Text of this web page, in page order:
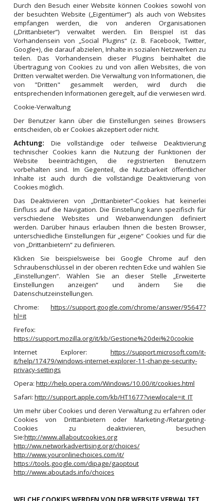
Durch den Besuch einer Website können Cookies sowohl von
der besuchten Website („Eigentümer“) als auch von Websites
empfangen werden, die von anderen Organisationen
(„Drittanbieter“) verwaltet werden. Ein Beispiel ist das
Vorhandensein von „Social Plugins“ (z. B. Facebook, Twitter,
Google+), die darauf abzielen, Inhalte in sozialen Netzwerken zu
teilen. Das Vorhandensein dieser Plugins beinhaltet die
Übertragung von Cookies zu und von allen Websites, die von
Dritten verwaltet werden. Die Verwaltung von Informationen, die
von "Dritten" gesammelt werden, wird durch die
entsprechenden Informationen geregelt, auf die verwiesen wird.
Cookie-Verwaltung
Der Benutzer kann über die Einstellungen seines Browsers
entscheiden, ob er Cookies akzeptiert oder nicht.
Achtung: Die vollständige oder teilweise Deaktivierung
technischer Cookies kann die Nutzung der Funktionen der
Website beeinträchtigen, die registrierten Benutzern
vorbehalten sind. Im Gegenteil, die Nutzbarkeit öffentlicher
Inhalte ist auch durch die vollständige Deaktivierung von
Cookies möglich.
Das Deaktivieren von „Drittanbieter“-Cookies hat keinerlei
Einfluss auf die Navigation. Die Einstellung kann spezifisch für
verschiedene Websites und Webanwendungen definiert
werden. Darüber hinaus erlauben Ihnen die besten Browser,
unterschiedliche Einstellungen für „eigene“ Cookies und für die
von „Drittanbietern“ zu definieren.
Klicken Sie beispielsweise bei Google Chrome auf den
Schraubenschlüssel in der oberen rechten Ecke und wählen Sie
„Einstellungen“. Wählen Sie an dieser Stelle „Erweiterte
Einstellungen anzeigen“ und ändern Sie die
Datenschutzeinstellungen.
Chrome: https://support.google.com/chrome/answer/95647?
hl=it
Firefox:
https://support.mozilla.org/it/kb/Gestione%20dei%20cookie
Internet Explorer: https://support.microsoft.com/it-
it/help/17479/windows-internet-explorer-11-change-security-
privacy-settings
Opera: http://help.opera.com/Windows/10.00/it/cookies.html
Safari: http://support.apple.com/kb/HT1677?viewlocale=it_IT
Um mehr über Cookies und deren Verwaltung zu erfahren oder
Cookies von Drittanbietern oder Marketing-/Retargeting-
Cookies zu deaktivieren, besuchen
Sie:http://www.allaboutcookies.org
http://ww.networkadvertising.org/choices/
http://www.youronlinechoices.com/it/
https://tools.google.com/dipage/gaoptout
http://www.aboutads.info/choices